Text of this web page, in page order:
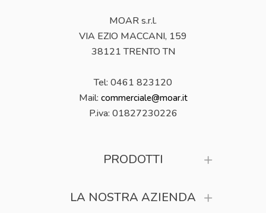
MOAR s.r.l.
VIA EZIO MACCANI, 159
38121 TRENTO TN
Tel: 0461 823120
Mail: commerciale@moar.it
P.iva: 01827230226
PRODOTTI
LA NOSTRA AZIENDA